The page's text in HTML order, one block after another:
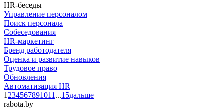
HR-беседы
Управление персоналом
Поиск персонала
Собеседования
HR-маркетинг
Бренд работодателя
Оценка и развитие навыков
Трудовое право
Обновления
Автоматизация HR
1 234567891011 ...15дальше
rabota.by